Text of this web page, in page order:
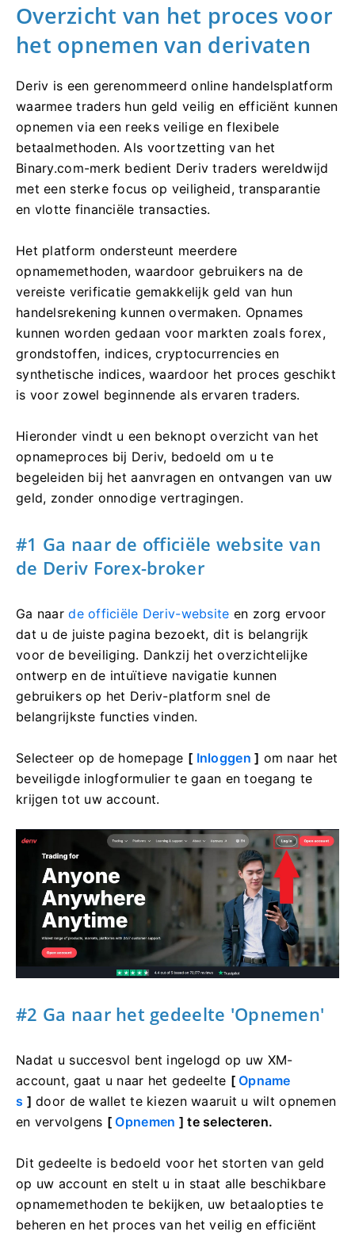
Overzicht van het proces voor
het opnemen van derivaten
Deriv is een gerenommeerd online handelsplatform
waarmee traders hun geld veilig en efficiënt kunnen
opnemen via een reeks veilige en flexibele
betaalmethoden. Als voortzetting van het
Binary.com-merk bedient Deriv traders wereldwijd
met een sterke focus op veiligheid, transparantie
en vlotte financiële transacties.
Het platform ondersteunt meerdere
opnamemethoden, waardoor gebruikers na de
vereiste verificatie gemakkelijk geld van hun
handelsrekening kunnen overmaken. Opnames
kunnen worden gedaan voor markten zoals forex,
grondstoffen, indices, cryptocurrencies en
synthetische indices, waardoor het proces geschikt
is voor zowel beginnende als ervaren traders.
Hieronder vindt u een beknopt overzicht van het
opnameproces bij Deriv, bedoeld om u te
begeleiden bij het aanvragen en ontvangen van uw
geld, zonder onnodige vertragingen.
#1 Ga naar de officiële website van
de Deriv Forex-broker
Ga naarde officiële Deriv-website en zorg ervoor
dat u de juiste pagina bezoekt, dit is belangrijk
voor de beveiliging. Dankzij het overzichtelijke
ontwerp en de intuïtieve navigatie kunnen
gebruikers op het Deriv-platform snel de
belangrijkste functies vinden.
Selecteer op de homepage [ Inloggen ] om naar het
beveiligde inlogformulier te gaan en toegang te
krijgen tot uw account.
#2 Ga naar het gedeelte 'Opnemen'
Nadat u succesvol bent ingelogd op uw XM-
account, gaat u naar het gedeelte [Opname
s ] door de wallet te kiezen waaruit u wilt opnemen
en vervolgens [Opnemen ] te selecteren.
Dit gedeelte is bedoeld voor het storten van geld
op uw account en stelt u in staat alle beschikbare
opnamemethoden te bekijken, uw betaalopties te
beheren en het proces van het veilig en efficiënt